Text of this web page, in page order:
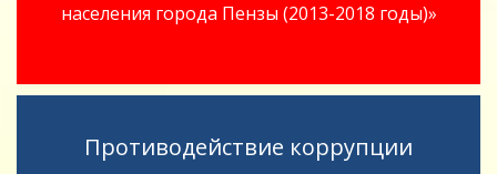
населения города Пензы (2013-2018 годы)»
Противодействие коррупции